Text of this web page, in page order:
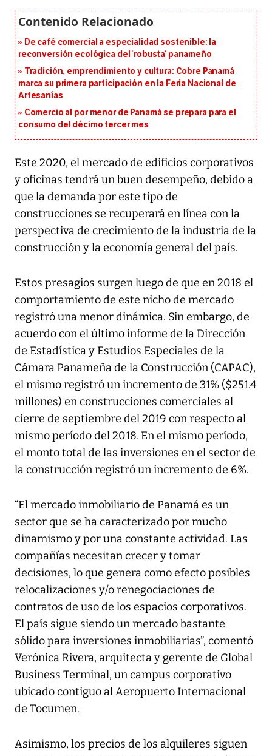
De café comercial a especialidad sostenible: la
reconversión ecológica del ‘robusta’ panameño
Tradición, emprendimiento y cultura: Cobre Panamá
marca su primera participación en la Feria Nacional de
Artesanías
Comercio al por menor de Panamá se prepara para el
consumo del décimo tercer mes
Este 2020, el mercado de edificios corporativos
y oficinas tendrá un buen desempeño, debido a
que la demanda por este tipo de
construcciones se recuperará en línea con la
perspectiva de crecimiento de la industria de la
construcción y la economía general del país.
Estos presagios surgen luego de que en 2018 el
comportamiento de este nicho de mercado
registró una menor dinámica. Sin embargo, de
acuerdo con el último informe de la Dirección
de Estadística y Estudios Especiales de la
Cámara Panameña de la Construcción (CAPAC),
el mismo registró un incremento de 31% ($251.4
millones) en construcciones comerciales al
cierre de septiembre del 2019 con respecto al
mismo período del 2018. En el mismo período,
el monto total de las inversiones en el sector de
la construcción registró un incremento de 6%.
“El mercado inmobiliario de Panamá es un
sector que se ha caracterizado por mucho
dinamismo y por una constante actividad. Las
compañías necesitan crecer y tomar
decisiones, lo que genera como efecto posibles
relocalizaciones y/o renegociaciones de
contratos de uso de los espacios corporativos.
El país sigue siendo un mercado bastante
sólido para inversiones inmobiliarias”, comentó
Verónica Rivera, arquitecta y gerente de Global
Business Terminal, un campus corporativo
ubicado contiguo al Aeropuerto Internacional
de Tocumen.
Asimismo, los precios de los alquileres siguen